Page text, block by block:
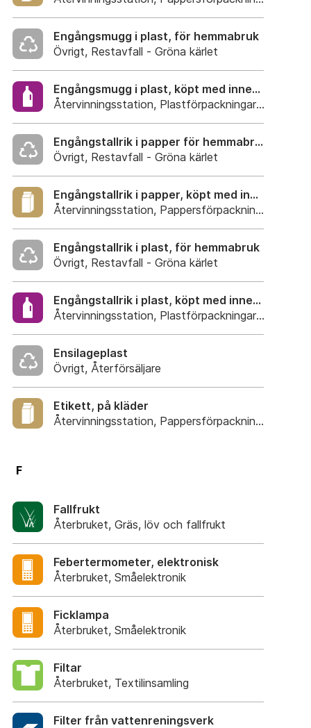
Engångsmugg i plast, för hemmabruk
Övrigt, Restavfall - Gröna kärlet
Engångsmugg i plast, köpt med innehåll
Återvinningsstation, Plastförpackningar. Eller
Engångstallrik i papper för hemmabruk
Övrigt, Restavfall - Gröna kärlet
Engångstallrik i papper, köpt med innehåll.
Återvinningsstation, Pappersförpackningar. Eller
Engångstallrik i plast, för hemmabruk
Övrigt, Restavfall - Gröna kärlet
Engångstallrik i plast, köpt med innehåll
Återvinningsstation, Plastförpackningar. Eller
Ensilageplast
Övrigt, Återförsäljare
Etikett, på kläder
Återvinningsstation, Pappersförpackningar. Eller
F
Fallfrukt
Återbruket, Gräs, löv och fallfrukt
Febertermometer, elektronisk
Återbruket, Småelektronik
Ficklampa
Återbruket, Småelektronik
Filtar
Återbruket, Textilinsamling
Filter från vattenreningsverk